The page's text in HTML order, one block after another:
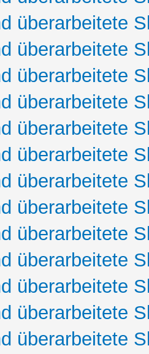
überarbeitete
überarbeitete
überarbeitete
überarbeitete
überarbeitete
überarbeitete
überarbeitete
überarbeitete
überarbeitete
überarbeitete
überarbeitete
überarbeitete
überarbeitete